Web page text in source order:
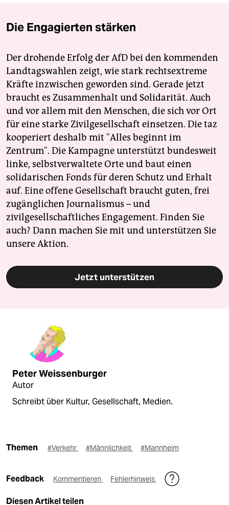
Die Engagierten stärken
Der drohende Erfolg der AfD bei den kommenden
Landtagswahlen zeigt, wie stark rechtsextreme
Kräfte inzwischen geworden sind. Gerade jetzt
braucht es Zusammenhalt und Solidarität. Auch
und vor allem mit den Menschen, die sich vor Ort
für eine starke Zivilgesellschaft einsetzen. Die taz
kooperiert deshalb mit "Alles beginnt im
Zentrum". Die Kampagne unterstützt bundesweit
linke, selbstverwaltete Orte und baut einen
solidarischen Fonds für deren Schutz und Erhalt
auf. Eine offene Gesellschaft braucht guten, frei
zugänglichen Journalismus – und
zivilgesellschaftliches Engagement. Finden Sie
auch? Dann machen Sie mit und unterstützen Sie
unsere Aktion.
Jetzt unterstützen
Peter Weissenburger
Autor
Schreibt über Kultur, Gesellschaft, Medien.
Themen #Verkehr #Männlichkeit #Mannheim
Feedback Kommentieren Fehlerhinweis
Diesen Artikel teilen